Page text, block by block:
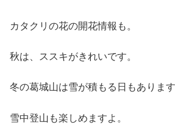
カタクリの花の開花情報も。
秋は、ススキがきれいです。
冬の葛城山は雪が積もる日もあります
雪中登山も楽しめますよ。